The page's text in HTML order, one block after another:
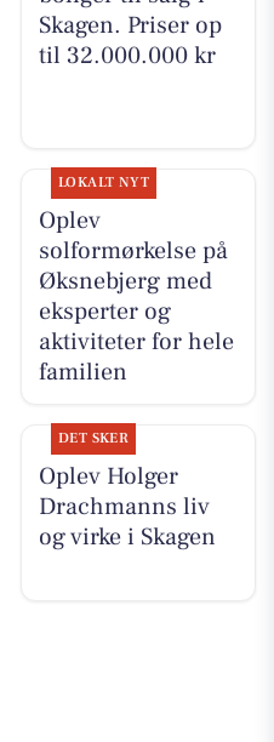
Skagen. Priser op
til 32.000.000 kr
LOKALT NYT
Oplev
solformørkelse på
Øksnebjerg med
eksperter og
aktiviteter for hele
familien
DET SKER
Oplev Holger
Drachmanns liv
og virke i Skagen